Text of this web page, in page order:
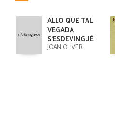
ALLÒ QUE TAL
VEGADA
S'ESDEVINGUÉ
JOAN OLIVER